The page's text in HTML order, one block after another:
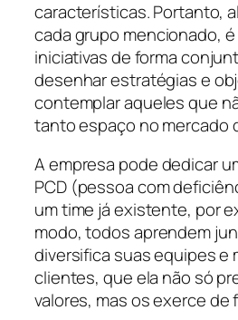
características. Portanto,
cada grupo mencionado,
iniciativas de forma
desenhar estratégias e
contemplar aqueles que
tanto espaço no mercado
A empresa pode dedicar
PCD (pessoa com
um time já existente, por
modo, todos aprendem
diversifica suas equipes e
clientes, que ela não só
valores, mas os exerce de